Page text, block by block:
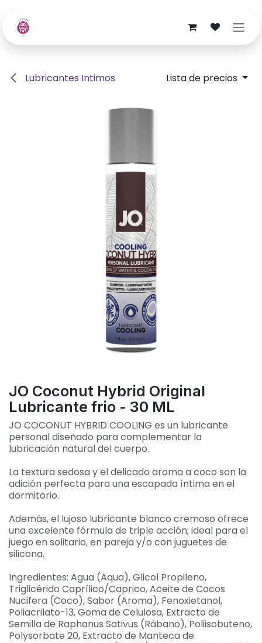
Lubricantes Intimos Lista de precios
JO Coconut Hybrid Original
Lubricante frio - 30 ML
JO COCONUT HYBRID COOLING es un lubricante
personal diseñado para complementar la
lubricación natural del cuerpo.
La textura sedosa y el delicado aroma a coco son la
adición perfecta para una escapada íntima en el
dormitorio.
Además, el lujoso lubricante blanco cremoso ofrece
una excelente fórmula de triple acción; ideal para el
juego en solitario, en pareja y/o con juguetes de
silicona.
Ingredientes: Agua (Aqua), Glicol Propileno,
Triglicérido Caprílico/Caprico, Aceite de Cocos
Nucifera (Coco), Sabor (Aroma), Fenoxietanol,
Poliacrilato-13, Goma de Celulosa, Extracto de
Semilla de Raphanus Sativus (Rábano), Poliisobuteno,
Polysorbate 20, Extracto de Manteca de